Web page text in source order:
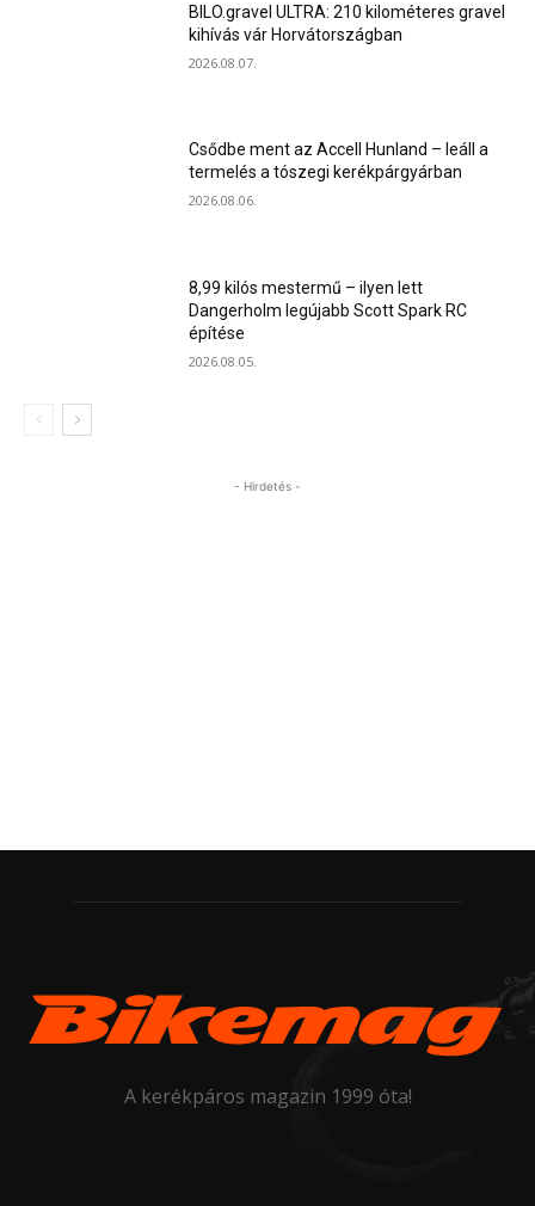
BILO.gravel ULTRA: 210 kilométeres gravel
kihívás vár Horvátországban
2026.08.07.
Csődbe ment az Accell Hunland – leáll a
termelés a tószegi kerékpárgyárban
2026.08.06.
8,99 kilós mestermű – ilyen lett
Dangerholm legújabb Scott Spark RC
építése
2026.08.05.
- Hirdetés -
A kerékpáros magazin 1999 óta!